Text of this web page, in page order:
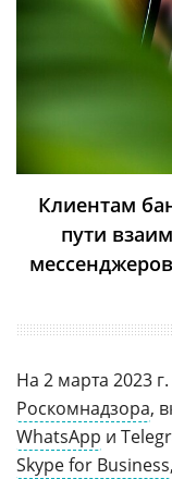
Клиентам
пути
На 2 марта 2023
Роскомнадзора,
WhatsApp и
Skype for Business,